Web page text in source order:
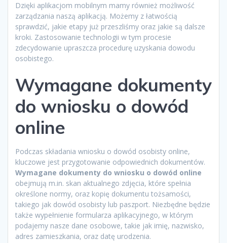
Dzięki aplikacjom mobilnym mamy również możliwość
zarządzania naszą aplikacją. Możemy z łatwością
sprawdzić, jakie etapy już przeszliśmy oraz jakie są dalsze
kroki. Zastosowanie technologii w tym procesie
zdecydowanie upraszcza procedurę uzyskania dowodu
osobistego.
Wymagane dokumenty
do wniosku o dowód
online
Podczas składania wniosku o dowód osobisty online,
kluczowe jest przygotowanie odpowiednich dokumentów.
Wymagane dokumenty do wniosku o dowód online
obejmują m.in. skan aktualnego zdjęcia, które spełnia
określone normy, oraz kopię dokumentu tożsamości,
takiego jak dowód osobisty lub paszport. Niezbędne będzie
także wypełnienie formularza aplikacyjnego, w którym
podajemy nasze dane osobowe, takie jak imię, nazwisko,
adres zamieszkania, oraz datę urodzenia.